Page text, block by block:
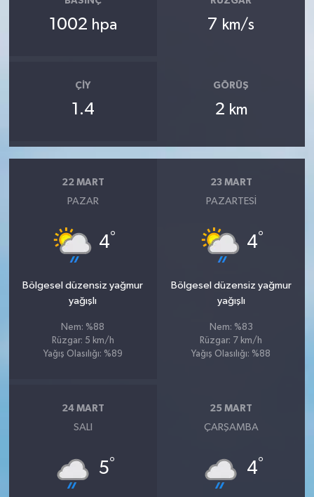
1002 hpa 7 km/s
ÇIY
1.4
GÖRÜŞ
2 km
22 MART
PAZAR
4°
Bölgesel düzensiz yağmur
yağışlı
Nem: %88
Rüzgar: 5 km/h
Yağış Olasılığı: %89
23 MART
PAZARTESI
4°
Bölgesel düzensiz yağmur
yağışlı
Nem: %83
Rüzgar: 7 km/h
Yağış Olasılığı: %88
24 MART
SALI
5°
25 MART
ÇARŞAMBA
4°